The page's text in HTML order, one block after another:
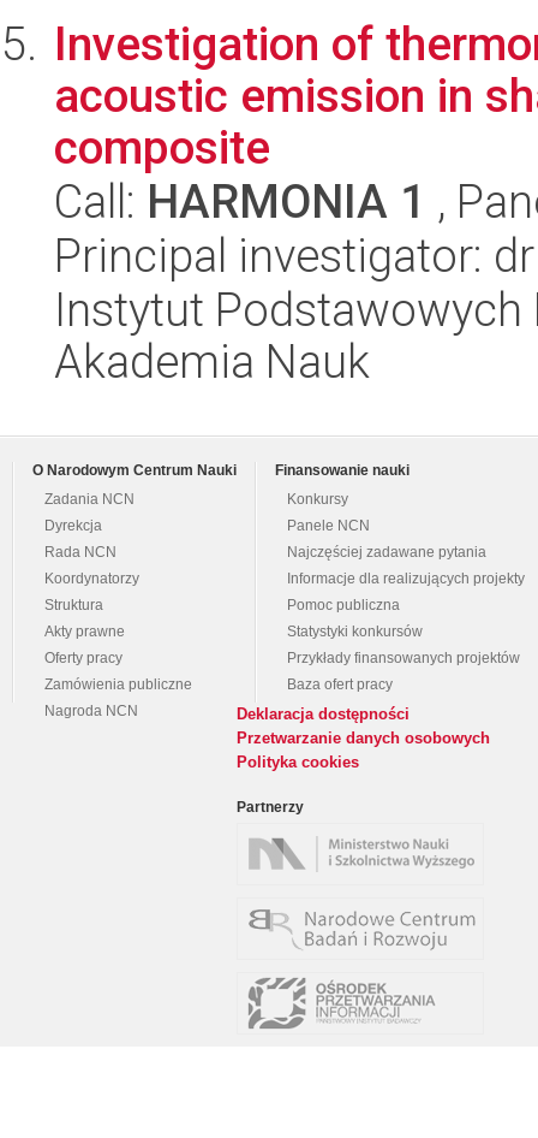
Investigation of
acoustic emission in
composite
Call: HARMONIA 1 ,
Principal investigator:
Instytut
Akademia Nauk
O Narodowym Centrum Nauki
Zadania NCN
Dyrekcja
Rada NCN
Koordynatorzy
Struktura
Akty prawne
Oferty pracy
Zamówienia publiczne
Nagroda NCN
Finansowanie nauki
Konkursy
Panele NCN
Najczęściej zadawane pytania
Informacje dla realizujących projekty
Pomoc publiczna
Statystyki konkursów
Przykłady finansowanych projektów
Baza ofert pracy
Deklaracja dostępności
Przetwarzanie danych osobowych
Polityka cookies
Partnerzy